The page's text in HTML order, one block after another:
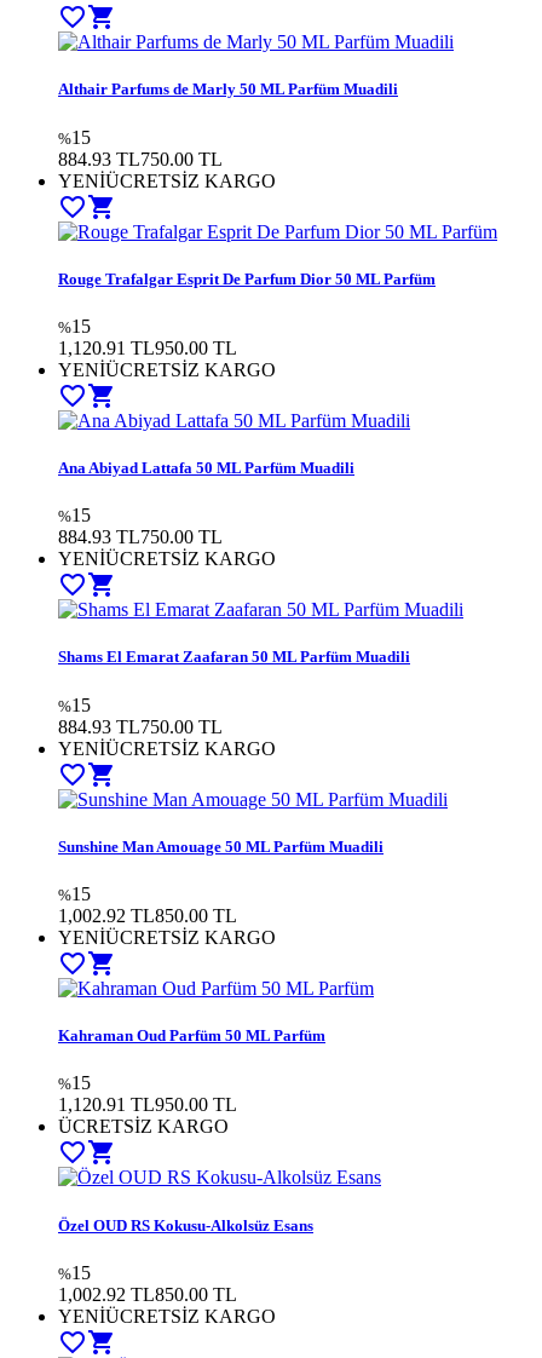
favorite_bordershopping_cart
Althair Parfums de Marly 50 ML Parfüm Muadili
%15
884.93 TL750.00 TL
YENİÜCRETSİZ KARGO
favorite_bordershopping_cart
Rouge Trafalgar Esprit De Parfum Dior 50 ML Parfüm
%15
1,120.91 TL950.00 TL
YENİÜCRETSİZ KARGO
favorite_bordershopping_cart
Ana Abiyad Lattafa 50 ML Parfüm Muadili
%15
884.93 TL750.00 TL
YENİÜCRETSİZ KARGO
favorite_bordershopping_cart
Shams El Emarat Zaafaran 50 ML Parfüm Muadili
%15
884.93 TL750.00 TL
YENİÜCRETSİZ KARGO
favorite_bordershopping_cart
Sunshine Man Amouage 50 ML Parfüm Muadili
%15
1,002.92 TL850.00 TL
YENİÜCRETSİZ KARGO
favorite_bordershopping_cart
Kahraman Oud Parfüm 50 ML Parfüm
%15
1,120.91 TL950.00 TL
ÜCRETSİZ KARGO
favorite_bordershopping_cart
Özel OUD RS Kokusu-Alkolsüz Esans
%15
1,002.92 TL850.00 TL
YENİÜCRETSİZ KARGO
favorite_bordershopping_cart